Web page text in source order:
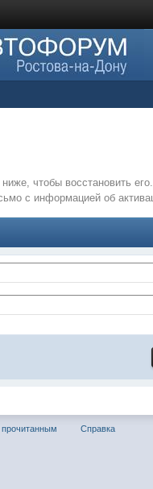
чтобы восстановить
с информацией об
Справка